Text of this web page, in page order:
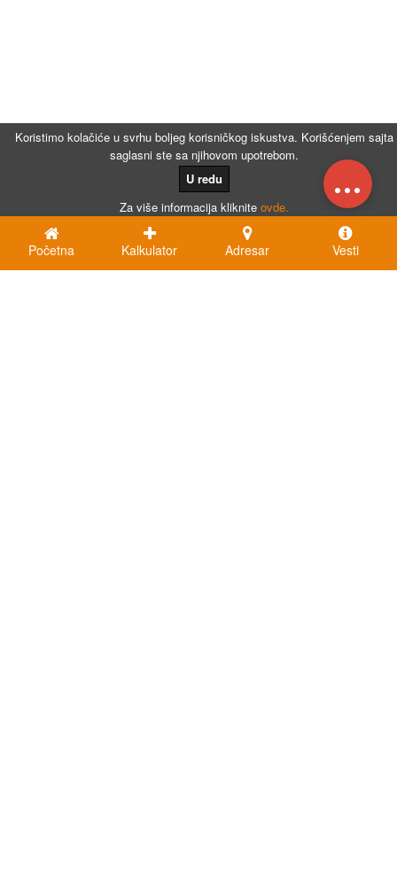
Koristimo kolačiće u svrhu boljeg korisničkog iskustva. Korišćenjem sajta
saglasni ste sa njihovom upotrebom.
U redu
Za više informacija kliknite ovde.
...
Početna Kalkulator Adresar Vesti